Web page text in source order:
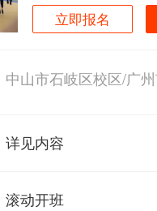
立即报名
中山市石岐区校区/广
详见内容
滚动开班